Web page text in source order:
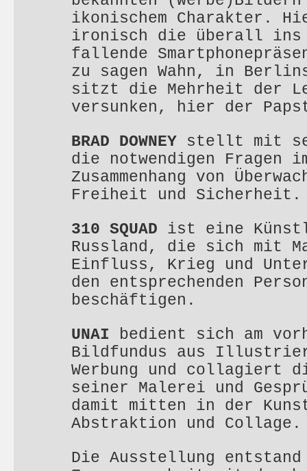
ikonischem Charakter.
ironisch die überall ins
fallende
zu sagen Wahn, in
sitzt die Mehrheit der
versunken, hier der
BRAD DOWNEY stellt mit
die notwendigen Fragen
Zusammenhang von
Freiheit und Sicherheit.
310 SQUAD ist eine
Russland, die sich mit
Einfluss, Krieg und
den entsprechenden
beschäftigen.
UNAI bedient sich am
Bildfundus aus
Werbung und collagiert
seiner Malerei und
damit mitten in der
Abstraktion und Collage.
Die Ausstellung